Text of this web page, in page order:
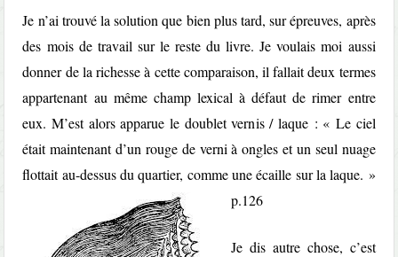
Je n’ai trouvé la solution que bien plus tard, sur épreuves, après
des mois de travail sur le reste du livre. Je voulais moi aussi
donner de la richesse à cette comparaison, il fallait deux termes
appartenant au même champ lexical à défaut de rimer entre
eux. M’est alors apparue le doublet vernis / laque : « Le ciel
était maintenant d’un rouge de verni à ongles et un seul nuage
flottait au-dessus du quartier, comme une écaille sur la laque. »
p.126
Je dis autre chose, c’est